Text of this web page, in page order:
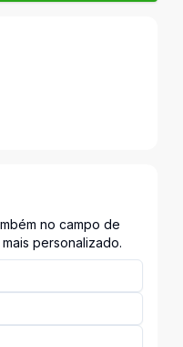
no campo de
personalizado.